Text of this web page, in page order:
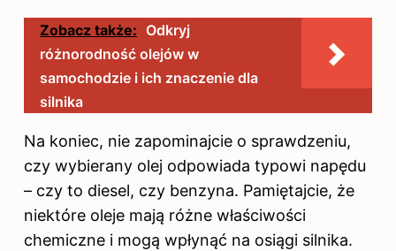
Zobacz także: Odkryj
różnorodność olejów w
samochodzie i ich znaczenie dla
silnika
Na koniec, nie zapominajcie o sprawdzeniu,
czy wybierany olej odpowiada typowi napędu
– czy to diesel, czy benzyna. Pamiętajcie, że
niektóre oleje mają różne właściwości
chemiczne i mogą wpłynąć na osiągi silnika.